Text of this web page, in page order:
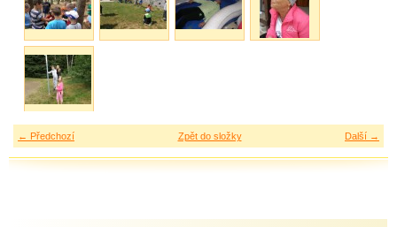
← Předchozí Další →
Zpět do složky